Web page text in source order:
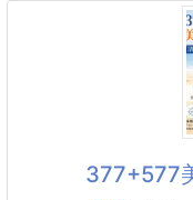
#Dr.Clean #抗菌
容量約100ml
材質:食品級
377+577